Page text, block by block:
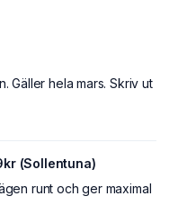
Gäller hela mars. Skriv ut
(Sollentuna)
runt och ger maximal